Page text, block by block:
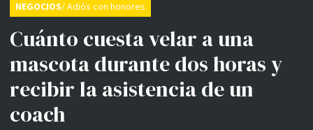
Cuánto cuesta velar a una
mascota durante dos horas y
recibir la asistencia de un
coach
NEGOCIOS/ Adiós con honores